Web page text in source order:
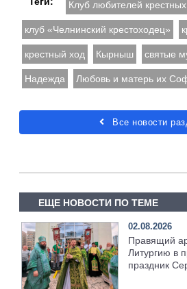
Клуб любителей
клуб «Челнинский крестоходец»
крестный ход Кырныш святые
Надежда Любовь и матерь их
Все новости
ЕЩЕ НОВОСТИ ПО ТЕМЕ
02.08.2026
Правящий
Литургию в
праздник